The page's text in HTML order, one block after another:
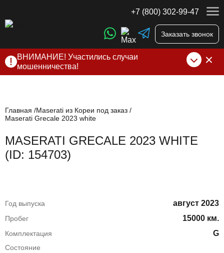
+7 (800) 302-99-47
Заказать звонок
ВНИМАНИЕ! Участились случаи
мошенничества!
нами по официальнымконтактам, указанным в соц сетях
и на сайте
Главная
Maserati из Кореи под заказ
Maserati Grecale 2023 white
MASERATI GRECALE 2023 WHITE
(ID: 154703)
Год выпуска август 2023
Пробег 15000 км.
Комплектация G
Состояние